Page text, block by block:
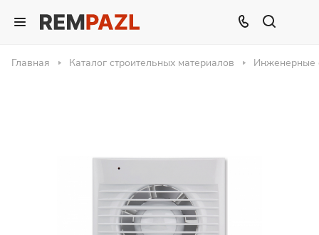
Главная Каталог строительных материалов Инженерные